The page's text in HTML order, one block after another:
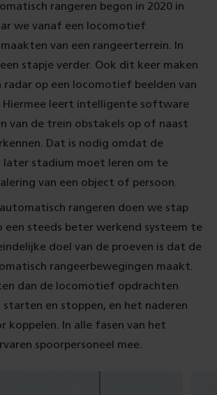
rangeren begon in 2020 in
we vanaf een locomotief
van een rangeerterrein. In
stapje verder. Ook dit keer maken
radar op een locomotief beelden van
Hiermee leert intelligente software
van de trein obstakels op of naast
Dat is nodig omdat de
later stadium moet leren om te
van een object of persoon.
rangeren doen we stap
een steeds beter werkend systeem te
doel van de proeven is dat de
rangeerbewegingen maakt.
dan de locomotief opdrachten
starten en stoppen, en het naderen
koppelen. In alle fasen van het
spoorpersoneel mee.